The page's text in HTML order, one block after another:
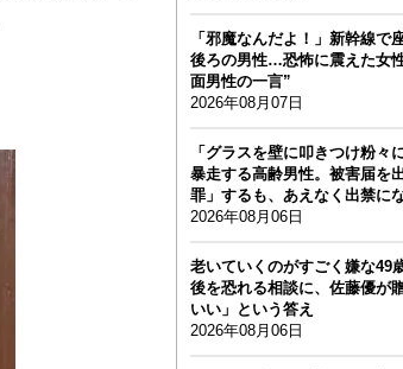
「邪魔なんだよ！」新幹線で
後ろの男性…恐怖に震えた女
面男性の一言”
2026年08月07日
「グラスを壁に叩きつけ粉
暴走する高齢男性。被害届を
罪」するも、あえなく出禁に
2026年08月06日
老いていくのがすごく嫌な49
後を恐れる相談に、佐藤優が
いい」という答え
2026年08月06日